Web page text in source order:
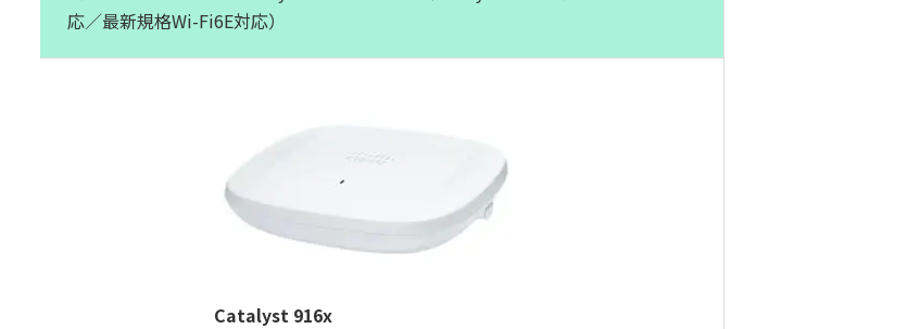
応／最新規格Wi-Fi6E対応）
Catalyst 916x